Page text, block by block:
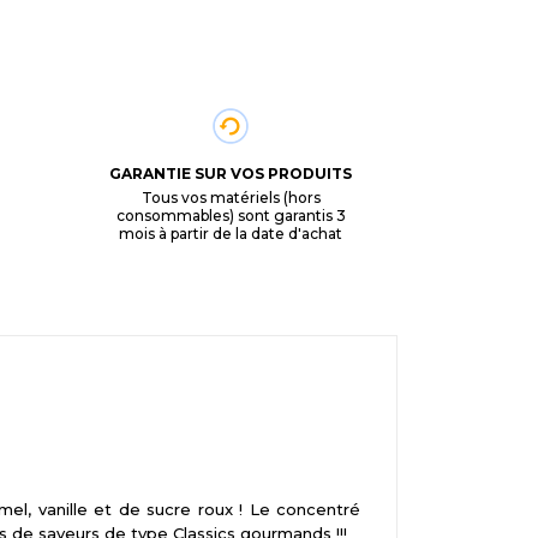
GARANTIE SUR VOS PRODUITS
Tous vos matériels (hors
consommables) sont garantis 3
mois à partir de la date d'achat
vanille et de sucre roux ! Le concentré
saveurs de type Classics gourmands !!!